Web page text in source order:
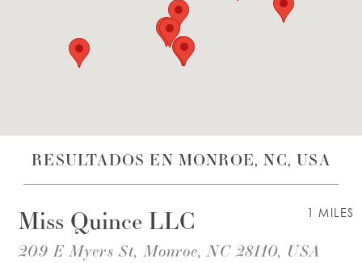
LISTA DE DESEOS
RESULTADOS EN MONROE, NC, USA
1 MILES
Miss Quince LLC
209 E Myers St, Monroe, NC 28110, USA